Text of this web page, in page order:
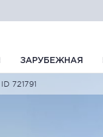
ЗАРУБЕЖНАЯ
, ID 721791